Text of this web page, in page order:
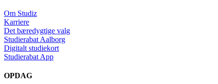
Om Studiz
Karriere
Det bæredygtige valg
Studierabat Aalborg
Digitalt studiekort
Studierabat App
OPDAG